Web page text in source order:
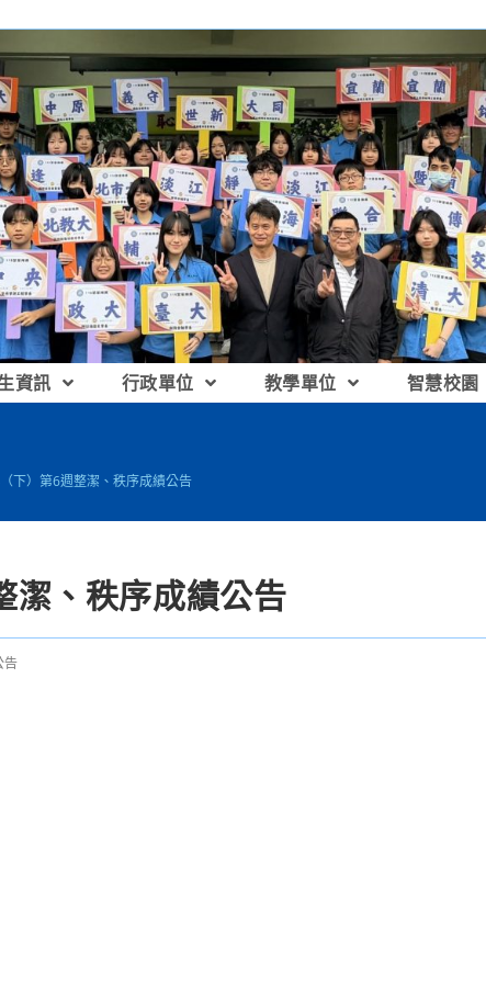
資訊 行政單位 教學單位 智慧校園
下）第6週整潔、秩序成績公告
潔、秩序成績公告
告